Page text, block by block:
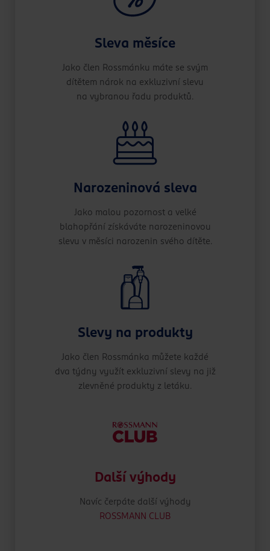
Sleva měsíce
Jako člen Rossmánku máte se svým
dítětem nárok na exkluzivní slevu
na vybranou řadu produktů.
Narozeninová sleva
Jako malou pozornost a velké
blahopřání získáváte narozeninovou
slevu v měsíci narozenin svého dítěte.
Slevy na produkty
Jako člen Rossmánka můžete každé
dva týdny využít exkluzivní slevy na již
zlevněné produkty z letáku.
Další výhody
Navíc čerpáte další výhody
ROSSMANN CLUB